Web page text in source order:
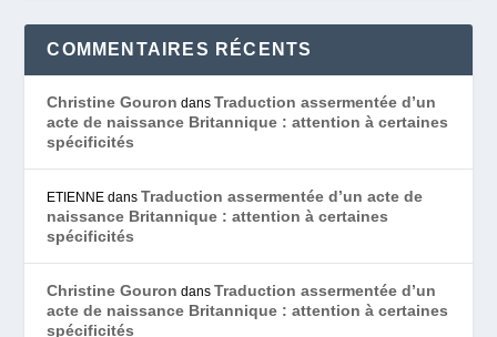
COMMENTAIRES RÉCENTS
Christine Gouron dansTraduction assermentée d’un
acte de naissance Britannique : attention à certaines
spécificités
ETIENNE dansTraduction assermentée d’un acte de
naissance Britannique : attention à certaines
spécificités
Christine Gouron dansTraduction assermentée d’un
acte de naissance Britannique : attention à certaines
spécificités